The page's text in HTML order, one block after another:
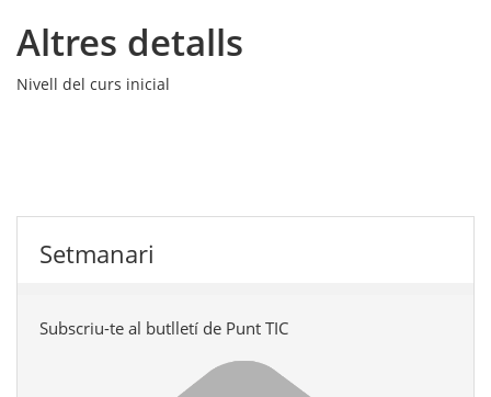
Altres detalls
Nivell del curs inicial
Setmanari
Subscriu-te al butlletí de Punt TIC